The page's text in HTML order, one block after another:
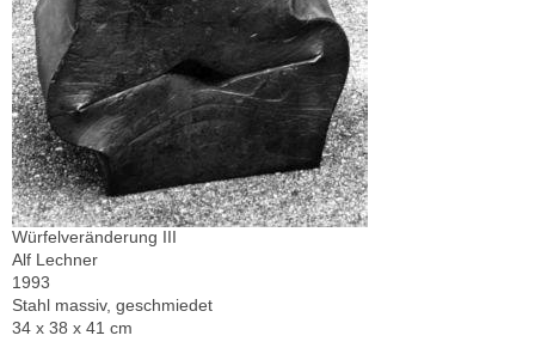
Würfelveränderung III
Alf Lechner
1993
Stahl massiv, geschmiedet
34 x 38 x 41 cm